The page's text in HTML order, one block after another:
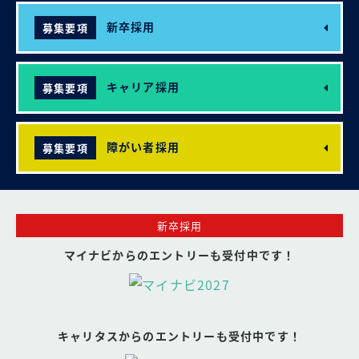
募集要項 新卒採用
募集要項 キャリア採用
募集要項 障がい者採用
新卒採用
マイナビからのエントリーも受付中です！
キャリタスからのエントリーも受付中です！